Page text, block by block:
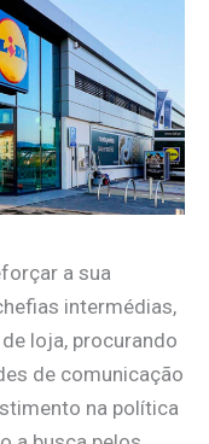
a sua
intermédias,
loja, procurando
de comunicação
na política